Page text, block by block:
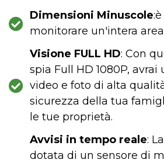
Dimensioni Minuscole
monitorare un'intera area
Visione FULL HD: Con
spia Full HD 1080P,
video e foto di alta
sicurezza della tua
le tue proprietà.
Avvisi in tempo reale:
dotata di un sensore di